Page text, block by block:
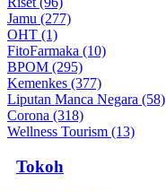
Jamu (277)
OHT (1)
FitoFarmaka (10)
BPOM (295)
Kemenkes (377)
Liputan Manca Negara (58)
Corona (318)
Wellness Tourism (13)
Tokoh